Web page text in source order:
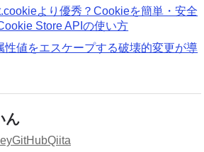
より優秀？Cookieを簡単・安全
Store APIの使い方
性値をエスケープする破壊的変更が導
ん
GitHubQiita